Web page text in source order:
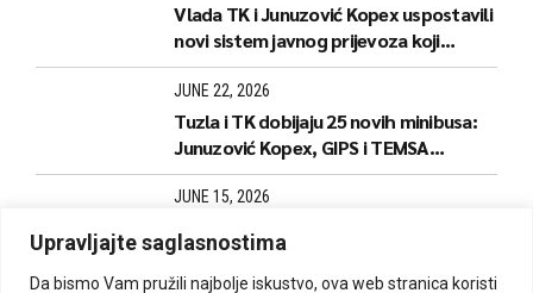
Upravljajte saglasnostima
Da bismo Vam pružili najbolje iskustvo, ova web stranica koristi
Vlada TK i Junuzović Kopex uspostavili
novi sistem javnog prijevoza koji
donosi jeftinije karte i stabilnije linije
JUNE 22, 2026
Tuzla i TK dobijaju 25 novih minibusa:
Junuzović Kopex, GIPS i TEMSA
predstavili naredne korake
JUNE 15, 2026
Počela izrada i dopuna kartica za
kantonalne linije